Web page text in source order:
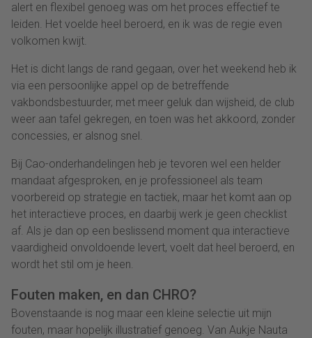
alert en flexibel genoeg was om het proces effectief te
leiden. Het voelde heel beroerd, en ik was de regie even
volkomen kwijt.
Het is dicht langs de rand gegaan, over het weekend heb ik
via een persoonlijke appel op de betreffende
vakbondsbestuurder, met meer geluk dan wijsheid, de club
weer aan tafel gekregen, en toen was het akkoord, zonder
concessies, er alsnog snel.
Bij Cao-onderhandelingen heb je tevoren wel een helder
mandaat afgesproken, en je professioneel als team
voorbereid op strategie en tactiek, maar het komt aan op
het interactieve proces, en daarbij werk je geen checklist
af. Als je dan op een beslissend moment qua interactieve
vaardigheid onvoldoende levert, voelt dat heel beroerd, en
wordt het stil om je heen.
Fouten maken, en dan CHRO?
Bovenstaande is nog maar een kleine selectie uit mijn
fouten, maar hopelijk illustratief genoeg. Van Aukje Nauta